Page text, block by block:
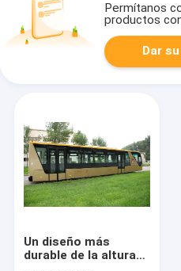
Permítanos
productos
Dar
Un diseño más
durable de la altura